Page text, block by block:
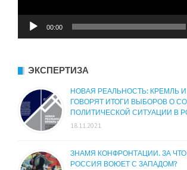
00:00
ЭКСПЕРТИЗА
НОВАЯ РЕАЛЬНОСТЬ: КРЕМЛЬ
ГОВОРЯТ ИТОГИ ВЫБОРОВ О
ПОЛИТИЧЕСКОЙ СИТУАЦИИ В
18.11.2021
ЗНАМЯ КОНФРОНТАЦИИ. ЗА
РОССИЯ ВОЮЕТ С ЗАПАДОМ?